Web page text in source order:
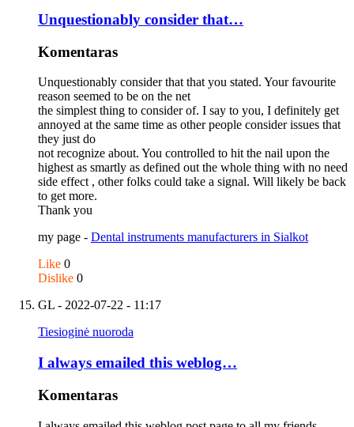
Unquestionably consider that…
Komentaras
Unquestionably consider that that you stated. Your favourite
reason seemed to be on the net
the simplest thing to consider of. I say to you, I definitely get
annoyed at the same time as other people consider issues that
they just do
not recognize about. You controlled to hit the nail upon the
highest as smartly as defined out the whole thing with no need
side effect , other folks could take a signal. Will likely be back
to get more.
Thank you
my page - Dental instruments manufacturers in Sialkot
Like 0
Dislike 0
GL - 2022-07-22 - 11:17
Tiesioginė nuoroda
I always emailed this weblog…
Komentaras